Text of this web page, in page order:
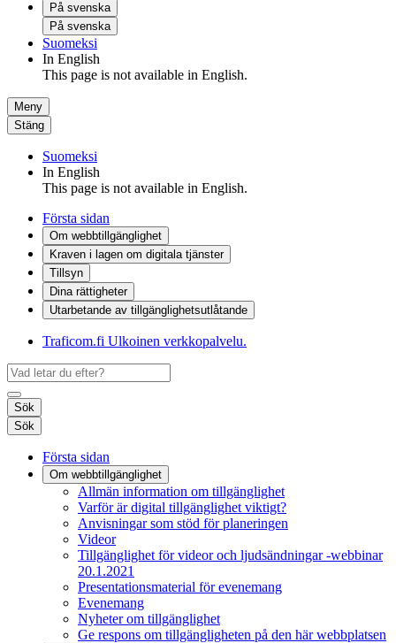
På svenska
På svenska
Suomeksi
In English
This page is not available in English.
Meny
Stäng
Suomeksi
In English
This page is not available in English.
Första sidan
Om webbtillgänglighet
Kraven i lagen om digitala tjänster
Tillsyn
Dina rättigheter
Utarbetande av tillgänglighets­utlåtande
Traficom.fi Ulkoinen verkkopalvelu.
Sök
Sök
Första sidan
Om webbtillgänglighet
Allmän information om tillgänglighet
Varför är digital tillgänglighet viktigt?
Anvisningar som stöd för planeringen
Videor
Tillgänglighet för videor och ljudsändningar -webbinar
20.1.2021
Presentationsmaterial för evenemang
Evenemang
Nyheter om tillgänglighet
Ge respons om tillgängligheten på den här webbplatsen